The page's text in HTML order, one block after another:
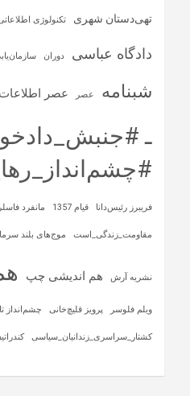
تهی‌دستان شهری تکنولوژی
دادگاه عباسی دوران
شبنامه عصر عصر اطلاعات
ـ
فریبرز رئیس‌دانا قیام 1357 مانفرد فاسلر
مقاومت_زندگی_است موج‌های بلند
نشریه آرش هم اندیشی چپ
ویلم فلوسر پرویز قلیچ‌خانی چشم‌انداز
کشتار_سراسری_زندانیان_سیاسی